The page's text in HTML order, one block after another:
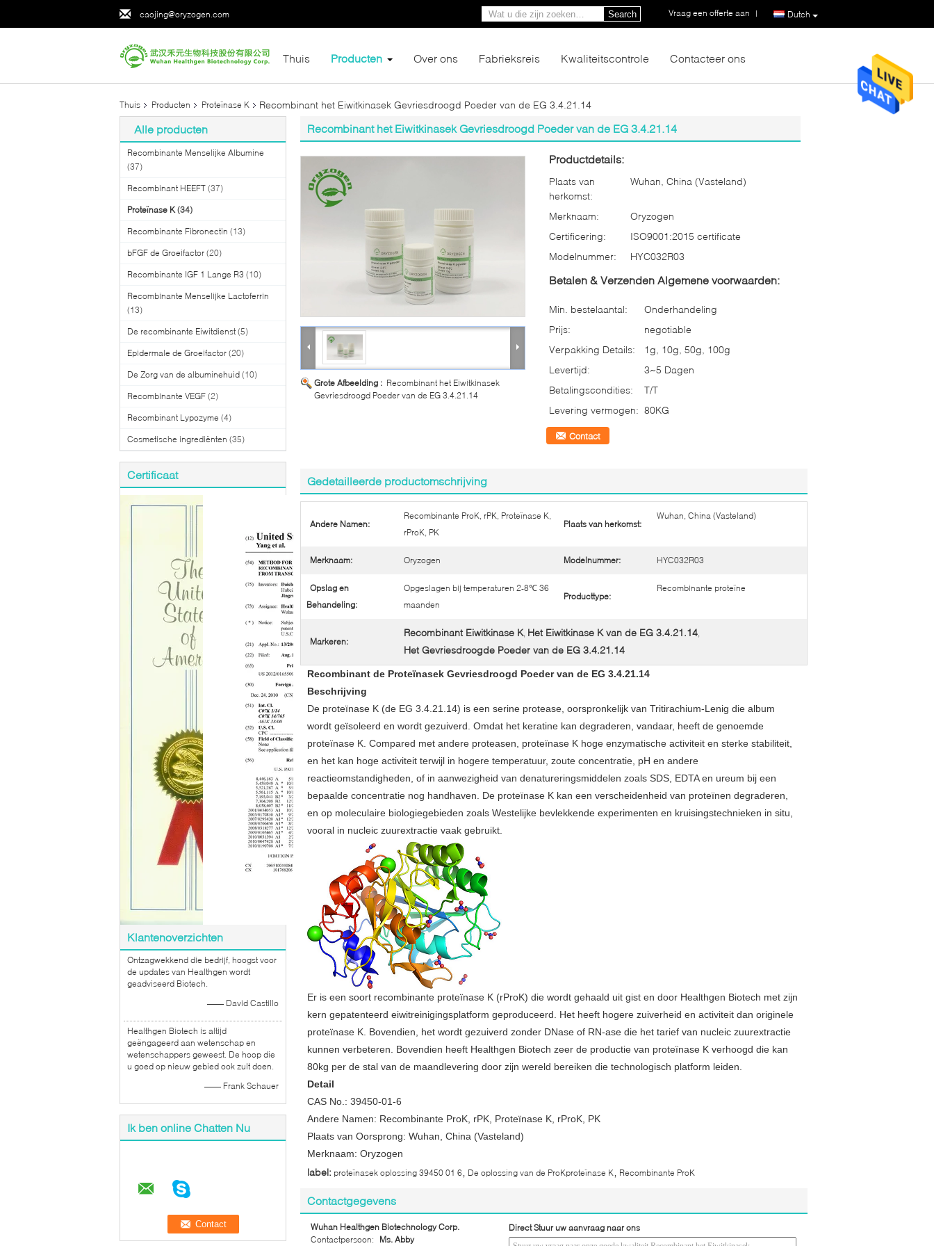
caojing@oryzogen.com Dutch
Vraag een offerte aan |
Search
Thuis Producten Over ons Fabrieksreis Kwaliteitscontrole Contacteer ons
Thuis Producten Proteïnase K Recombinant het Eiwitkinasek Gevriesdroogd Poeder van de EG 3.4.21.14
Alle producten
Recombinante Menselijke Albumine
(37)
Recombinant HEEFT (37)
Proteïnase K (34)
Recombinante Fibronectin (13)
bFGF de Groeifactor (20)
Recombinante IGF 1 Lange R3 (10)
Recombinante Menselijke Lactoferrin
(13)
De recombinante Eiwitdienst (5)
Epidermale de Groeifactor (20)
De Zorg van de albuminehuid (10)
Recombinante VEGF (2)
Recombinant Lypozyme (4)
Cosmetische ingrediënten (35)
Certificaat
Klantenoverzichten
Ontzagwekkend die bedrijf, hoogst voor
de updates van Healthgen wordt
geadviseerd Biotech.
—— David Castillo
Healthgen Biotech is altijd
geëngageerd aan wetenschap en
wetenschappers geweest. De hoop die
u goed op nieuw gebied ook zult doen.
—— Frank Schauer
Ik ben online Chatten Nu
Recombinant het Eiwitkinasek Gevriesdroogd Poeder van de EG 3.4.21.14
Grote Afbeelding : Recombinant het Eiwitkinasek
Gevriesdroogd Poeder van de EG 3.4.21.14
Productdetails:
Plaats van
herkomst:
Wuhan, China (Vasteland)
Merknaam:
Oryzogen
Certificering:
ISO9001:2015 certificate
Modelnummer:
HYC032R03
Betalen & Verzenden Algemene voorwaarden:
Min. bestelaantal:
Onderhandeling
Prijs:
negotiable
Verpakking Details:
1g, 10g, 50g, 100g
Levertijd:
3~5 Dagen
Betalingscondities:
T/T
Levering vermogen: 80KG
Contact
Gedetailleerde productomschrijving
Andere Namen:
Recombinante ProK, rPK, Proteïnase K,
rProK, PK
Plaats van herkomst:
Wuhan, China (Vasteland)
Merknaam: Oryzogen Modelnummer: HYC032R03
Opslag en
Behandeling:
Opgeslagen bij temperaturen 2-8℃ 36
maanden
Producttype:
Recombinante proteïne
Markeren:
Recombinant Eiwitkinase K, Het Eiwitkinase K van de EG 3.4.21.14,
Het Gevriesdroogde Poeder van de EG 3.4.21.14
Recombinant de Proteïnasek Gevriesdroogd Poeder van de EG 3.4.21.14
Beschrijving
De proteïnase K (de EG 3.4.21.14) is een serine protease, oorspronkelijk van Tritirachium-Lenig die album
wordt geïsoleerd en wordt gezuiverd. Omdat het keratine kan degraderen, vandaar, heeft de genoemde
proteïnase K. Compared met andere proteasen, proteïnase K hoge enzymatische activiteit en sterke stabiliteit,
en het kan hoge activiteit terwijl in hogere temperatuur, zoute concentratie, pH en andere
reactieomstandigheden, of in aanwezigheid van denatureringsmiddelen zoals SDS, EDTA en ureum bij een
bepaalde concentratie nog handhaven. De proteïnase K kan een verscheidenheid van proteïnen degraderen,
en op moleculaire biologiegebieden zoals Westelijke bevlekkende experimenten en kruisingstechnieken in situ,
vooral in nucleic zuurextractie vaak gebruikt.
Er is een soort recombinante proteïnase K (rProK) die wordt gehaald uit gist en door Healthgen Biotech met zijn
kern gepatenteerd eiwitreinigingsplatform geproduceerd. Het heeft hogere zuiverheid en activiteit dan originele
proteïnase K. Bovendien, het wordt gezuiverd zonder DNase of RN-ase die het tarief van nucleic zuurextractie
kunnen verbeteren. Bovendien heeft Healthgen Biotech zeer de productie van proteïnase K verhoogd die kan
80kg per de stal van de maandlevering door zijn wereld bereiken die technologisch platform leiden.
Detail
CAS No.: 39450-01-6
Andere Namen: Recombinante ProK, rPK, Proteïnase K, rProK, PK
Plaats van Oorsprong: Wuhan, China (Vasteland)
Merknaam: Oryzogen
label: proteïnasek oplossing 39450 01 6 De oplossing van de ProKproteïnase K Recombinante ProK
Contactgegevens
Wuhan Healthgen Biotechnology Corp.
Contactpersoon:
Ms. Abby
Direct Stuur uw aanvraag naar ons